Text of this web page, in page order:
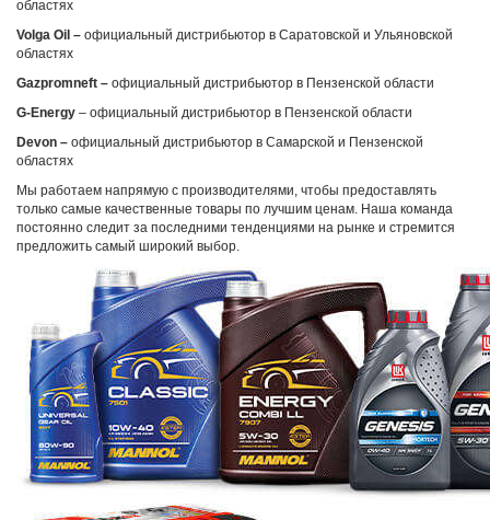
областях
Volga Oil – официальный дистрибьютор в Саратовской и Ульяновской
областях
Gazpromneft – официальный дистрибьютор в Пензенской области
G-Energy – официальный дистрибьютор в Пензенской области
Devon – официальный дистрибьютор в Самарской и Пензенской
областях
Мы работаем напрямую с производителями, чтобы предоставлять
только самые качественные товары по лучшим ценам. Наша команда
постоянно следит за последними тенденциями на рынке и стремится
предложить самый широкий выбор.